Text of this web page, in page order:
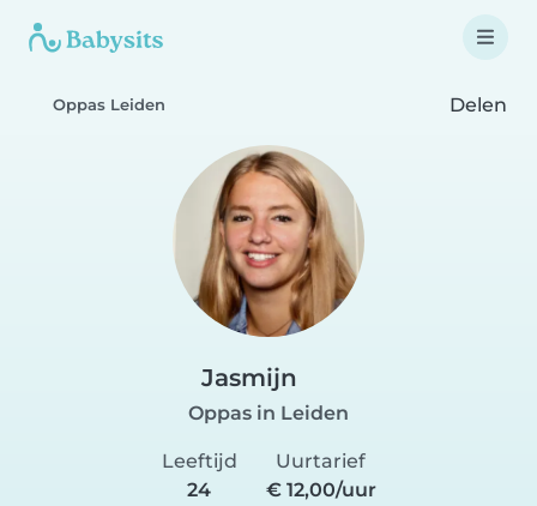
Oppas Leiden Delen
Jasmijn
Oppas in Leiden
Leeftijd
24
Uurtarief
€ 12,00/uur